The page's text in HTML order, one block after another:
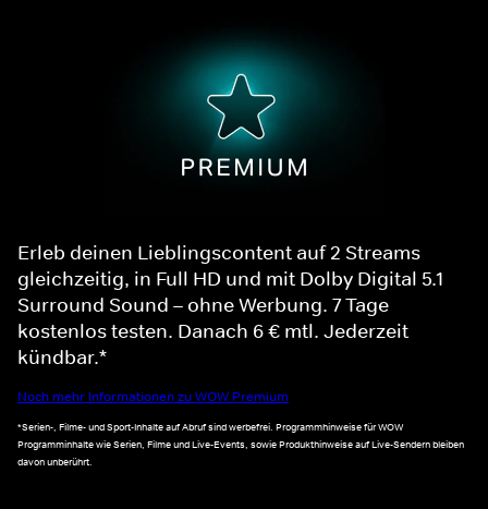
Erleb deinen Lieblingscontent auf 2 Streams
gleichzeitig, in Full HD und mit Dolby Digital 5.1
Surround Sound – ohne Werbung. 7 Tage
kostenlos testen. Danach 6 € mtl. Jederzeit
kündbar.*
Noch mehr Informationen zu WOW Premium
*Serien-, Filme- und Sport-Inhalte auf Abruf sind werbefrei. Programmhinweise für WOW
Programminhalte wie Serien, Filme und Live-Events, sowie Produkthinweise auf Live-Sendern bleiben
davon unberührt.